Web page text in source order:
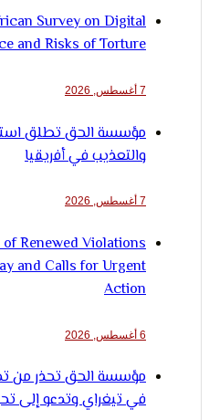
African Survey on Digital
and Risks of Torture
مؤسسة الحق تطلق استبيانًا حول
والتعذيب في أفريقيا
of Renewed Violations
Tigray and Calls for Urgent
مؤسسة الحق تحذر من تجدد
في تيغراي وتدعو إلى تحرك عاجل